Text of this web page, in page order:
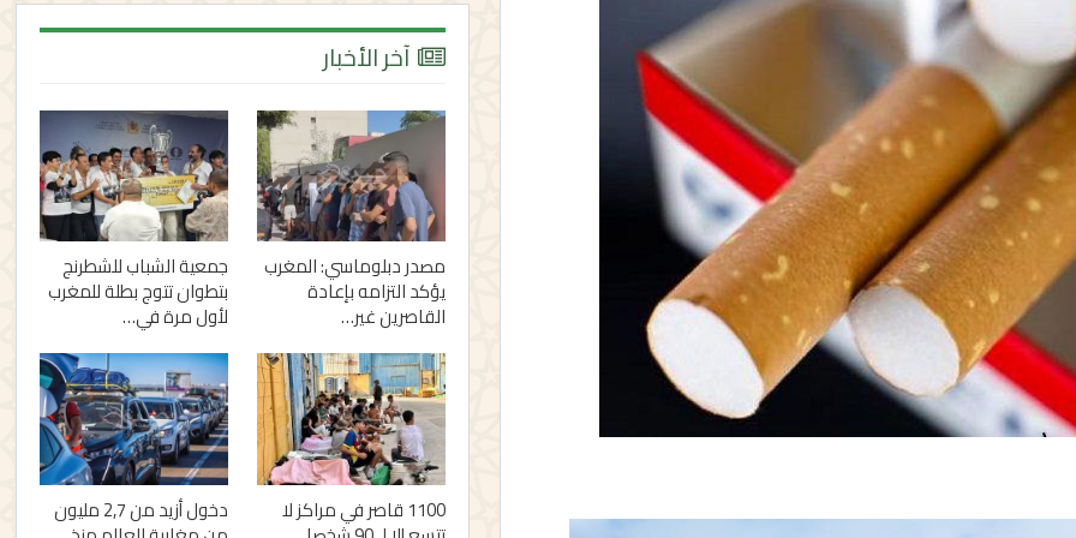
آخر الأخبار
مصدر دبلوماسي: المغرب
يؤكد التزامه بإعادة
القاصرين غير…
جمعية الشباب للشطرنج
بتطوان تتوج بطلة للمغرب
لأول مرة في…
1100 قاصر في مراكز لا دخول أزيد من 2,7 مليون